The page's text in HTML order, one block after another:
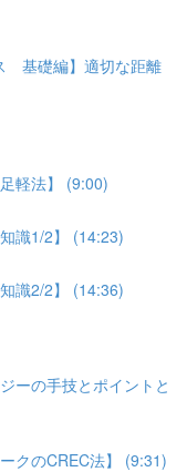
基礎編】適切な距離
軽法】 (9:00)
識1/2】 (14:23)
識2/2】 (14:36)
ーの手技とポイントと
クのCREC法】 (9:31)